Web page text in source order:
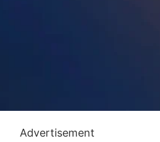
Advertisement